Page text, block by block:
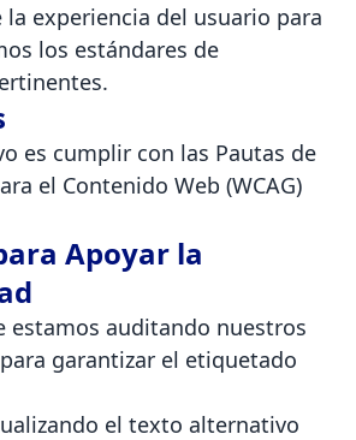
experiencia del usuario para
los estándares de
es cumplir con las Pautas de
el Contenido Web (WCAG)
Apoyar la
estamos auditando nuestros
garantizar el etiquetado
el texto alternativo